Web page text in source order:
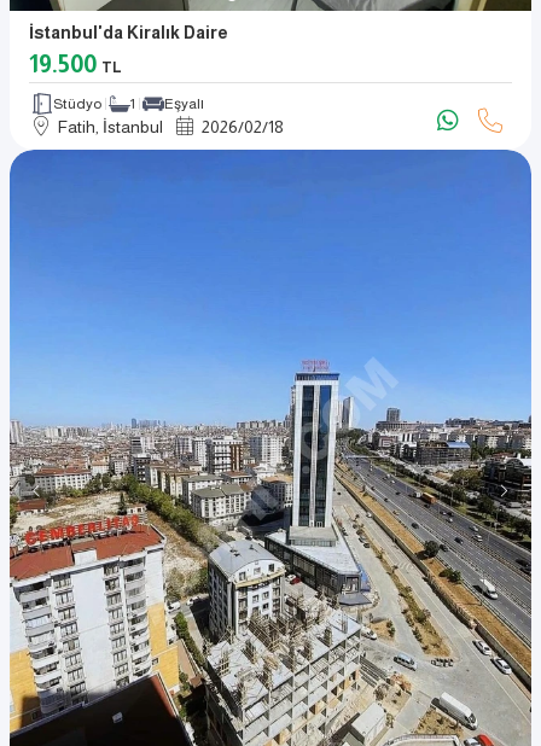
İstanbul'da Kiralık Daire
19.500 TL
Stüdyo 1 Eşyalı
Fatih, İstanbul 2026/02/18